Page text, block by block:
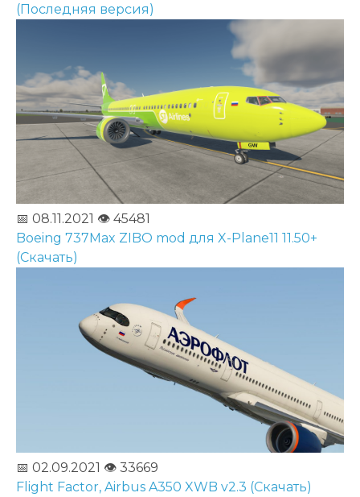
(Последняя версия)
📅 08.11.2021 👁️ 45481
Boeing 737Max ZIBO mod для X-Plane11 11.50+
(Скачать)
📅 02.09.2021 👁️ 33669
Flight Factor, Airbus A350 XWB v2.3 (Скачать)